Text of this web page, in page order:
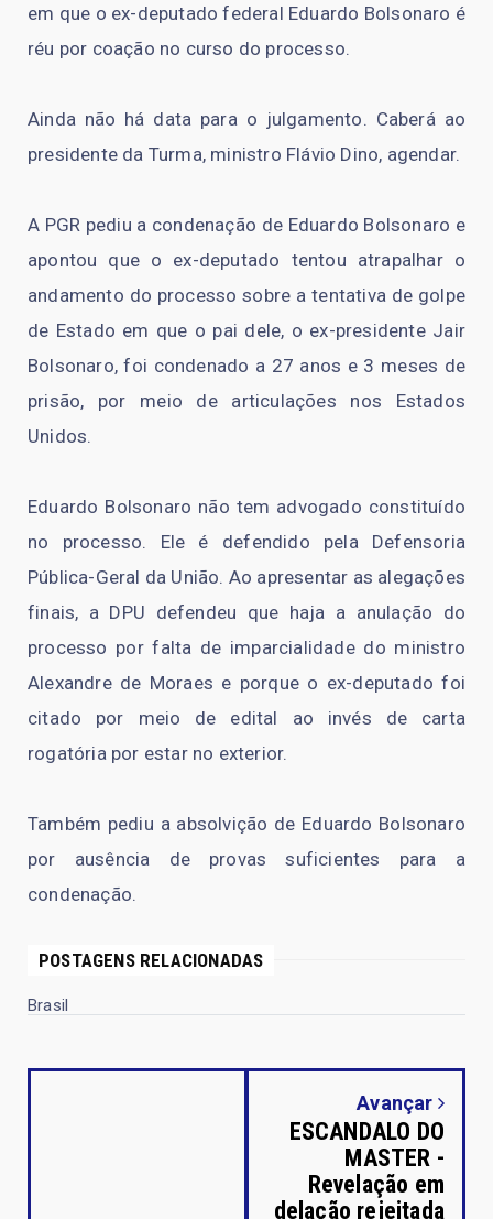
em que o ex-deputado federal Eduardo Bolsonaro é
réu por coação no curso do processo.
Ainda não há data para o julgamento. Caberá ao
presidente da Turma, ministro Flávio Dino, agendar.
A PGR pediu a condenação de Eduardo Bolsonaro e
apontou que o ex-deputado tentou atrapalhar o
andamento do processo sobre a tentativa de golpe
de Estado em que o pai dele, o ex-presidente Jair
Bolsonaro, foi condenado a 27 anos e 3 meses de
prisão, por meio de articulações nos Estados
Unidos.
Eduardo Bolsonaro não tem advogado constituído
no processo. Ele é defendido pela Defensoria
Pública-Geral da União. Ao apresentar as alegações
finais, a DPU defendeu que haja a anulação do
processo por falta de imparcialidade do ministro
Alexandre de Moraes e porque o ex-deputado foi
citado por meio de edital ao invés de carta
rogatória por estar no exterior.
Também pediu a absolvição de Eduardo Bolsonaro
por ausência de provas suficientes para a
condenação.
POSTAGENS RELACIONADAS
Brasil
Avançar
ESCANDALO DO
MASTER -
Revelação em
delação rejeitada